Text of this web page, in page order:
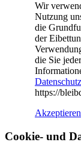
Wir
Nutzung
die
der
die Sie
https://
Cookie- und